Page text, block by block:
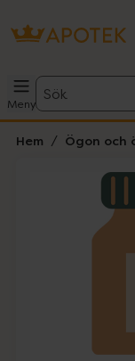
Meny
Sök
Hem Ögon och
Lista: .